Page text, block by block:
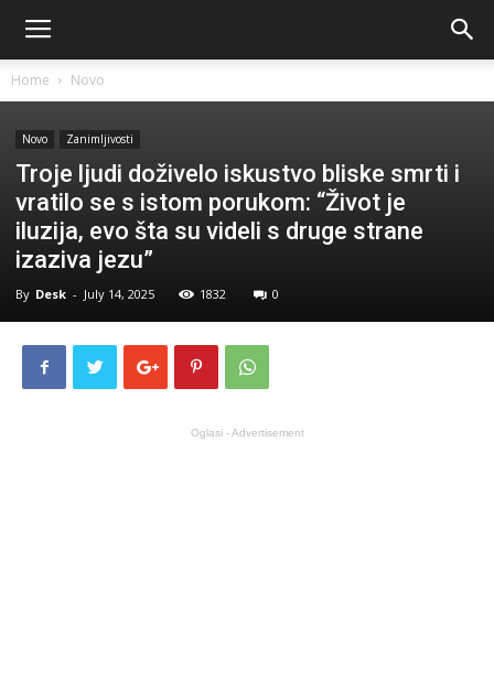
Home Novo
Novo Zanimljivosti
Troje ljudi doživelo iskustvo bliske smrti i
vratilo se s istom porukom: “Život je
iluzija, evo šta su videli s druge strane
izaziva jezu”
By Desk - July 14, 2025 1832 0
Oglasi - Advertisement